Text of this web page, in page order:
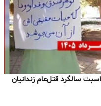
سالگرد قتل‌عام زندانیان